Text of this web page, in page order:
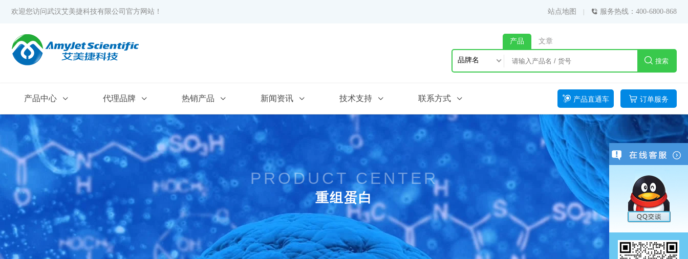
欢迎您访问武汉艾美捷科技有限公司官方网站！ 站点地图 服务热线：400-6800-868
产品 文章
品牌名 搜索
产品中心 代理品牌 热销产品 新闻资讯 技术支持 联系方式 产品直通车 订单服务
PRODUCT CENTER
重组蛋白